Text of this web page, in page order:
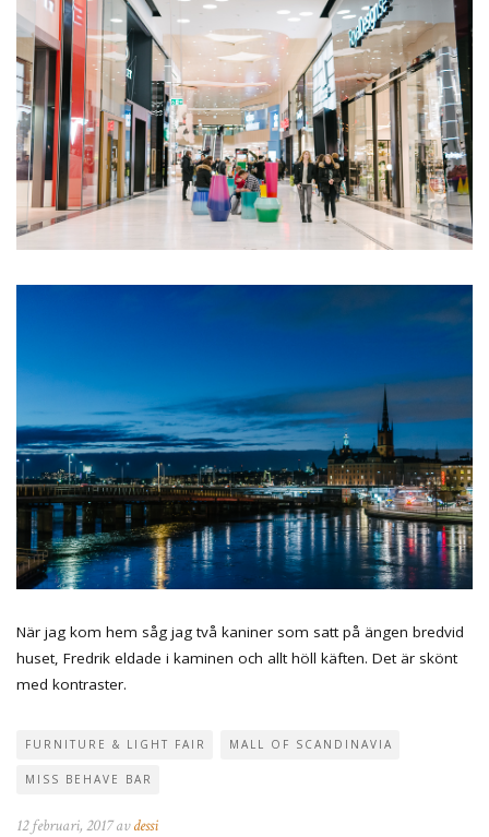
När jag kom hem såg jag två kaniner som satt på ängen bredvid
huset, Fredrik eldade i kaminen och allt höll käften. Det är skönt
med kontraster.
FURNITURE & LIGHT FAIR MALL OF SCANDINAVIA
MISS BEHAVE BAR
12 februari, 2017 avdessi